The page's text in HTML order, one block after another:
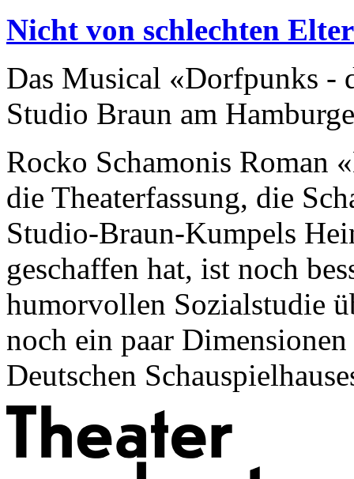
Nicht von schlechten
Das Musical «Dorfpunks -
Studio Braun am
Rocko Schamonis Roman
die Theaterfassung, die
Studio-Braun-Kumpels
geschaffen hat, ist noch
humorvollen Sozialstudie
noch ein paar
Deutschen